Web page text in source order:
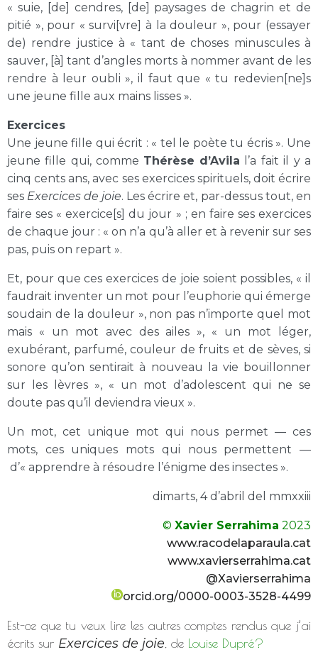
« suie, [de] cendres, [de] paysages de chagrin et de
pitié », pour « survi[vre] à la douleur », pour (essayer
de) rendre justice à « tant de choses minuscules à
sauver, [à] tant d’angles morts à nommer avant de les
rendre à leur oubli », il faut que « tu redevien[ne]s
une jeune fille aux mains lisses ».
Exercices
Une jeune fille qui écrit : « tel le poète tu écris ». Une
jeune fille qui, comme Thérèse d’Avila l’a fait il y a
cinq cents ans, avec ses exercices spirituels, doit écrire
ses Exercices de joie. Les écrire et, par-dessus tout, en
faire ses « exercice[s] du jour » ; en faire ses exercices
de chaque jour : « on n’a qu’à aller et à revenir sur ses
pas, puis on repart ».
Et, pour que ces exercices de joie soient possibles, « il
faudrait inventer un mot pour l’euphorie qui émerge
soudain de la douleur », non pas n’importe quel mot
mais « un mot avec des ailes », « un mot léger,
exubérant, parfumé, couleur de fruits et de sèves, si
sonore qu’on sentirait à nouveau la vie bouillonner
sur les lèvres », « un mot d’adolescent qui ne se
doute pas qu’il deviendra vieux ».
Un mot, cet unique mot qui nous permet — ces
mots, ces uniques mots qui nous permettent —
d’« apprendre à résoudre l’énigme des insectes ».
dimarts, 4 d’abril del mmxxiii
© Xavier Serrahima 2023
www.racodelaparaula.cat
www.xavierserrahima.cat
@Xavierserrahima
orcid.org/0000-0003-3528-4499
Est-ce que tu veux lire les autres comptes rendus que j’ai
écrits sur Exercices de joie , de Louise Dupré?